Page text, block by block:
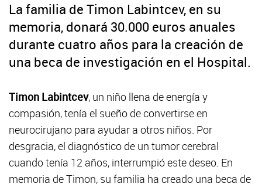
La familia de Timon Labintcev, en su
memoria, donará 30.000 euros anuales
durante cuatro años para la creación de
una beca de investigación en el Hospital.
Timon Labintcev, un niño llena de energía y
compasión, tenía el sueño de convertirse en
neurocirujano para ayudar a otros niños. Por
desgracia, el diagnóstico de un tumor cerebral
cuando tenía 12 años, interrumpió este deseo. En
memoria de Timon, su familia ha creado una beca de